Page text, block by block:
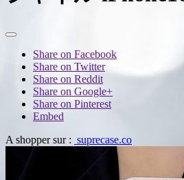
Share on Facebook
Share on Twitter
Share on Reddit
Share on Google+
Share on Pinterest
Embed
A shopper sur : suprecase.co